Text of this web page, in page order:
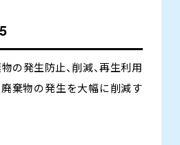
の発生防止、削減、再生利用
棄物の発生を大幅に削減す